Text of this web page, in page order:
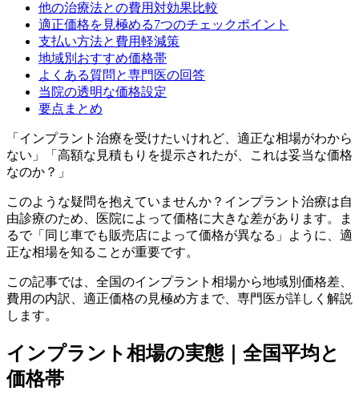
他の治療法との費用対効果比較
適正価格を見極める7つのチェックポイント
支払い方法と費用軽減策
地域別おすすめ価格帯
よくある質問と専門医の回答
当院の透明な価格設定
要点まとめ
「インプラント治療を受けたいけれど、適正な相場がわから
ない」「高額な見積もりを提示されたが、これは妥当な価格
なのか？」
このような疑問を抱えていませんか？インプラント治療は自
由診療のため、医院によって価格に大きな差があります。ま
るで「同じ車でも販売店によって価格が異なる」ように、適
正な相場を知ることが重要です。
この記事では、全国のインプラント相場から地域別価格差、
費用の内訳、適正価格の見極め方まで、専門医が詳しく解説
します。
インプラント相場の実態｜全国平均と
価格帯